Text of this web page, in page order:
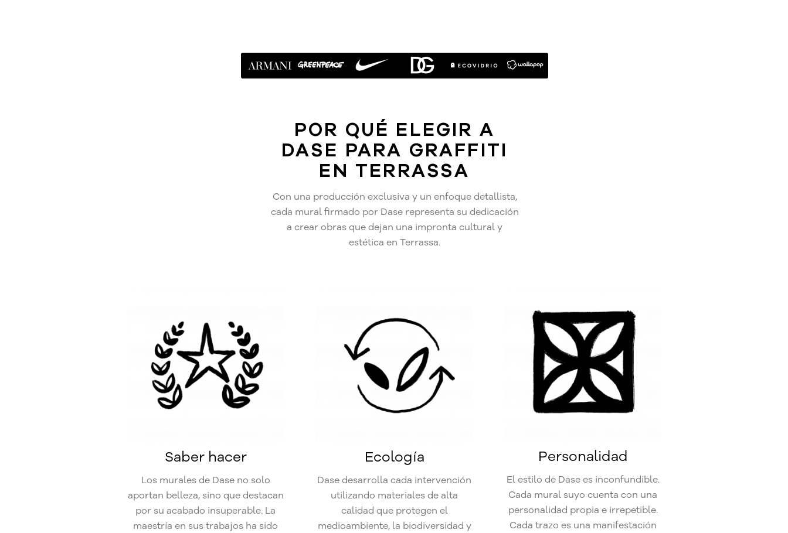
POR QUÉ ELEGIR A
DASE PARA GRAFFITI
EN TERRASSA
Con una producción exclusiva y un enfoque detallista,
cada mural firmado por Dase representa su dedicación
a crear obras que dejan una impronta cultural y
estética en Terrassa.
Saber hacer
Los murales de Dase no solo
aportan belleza, sino que destacan
por su acabado insuperable. La
maestría en sus trabajos ha sido
Ecología
Dase desarrolla cada intervención
utilizando materiales de alta
calidad que protegen el
medioambiente, la biodiversidad y
Personalidad
El estilo de Dase es inconfundible.
Cada mural suyo cuenta con una
personalidad propia e irrepetible.
Cada trazo es una manifestación